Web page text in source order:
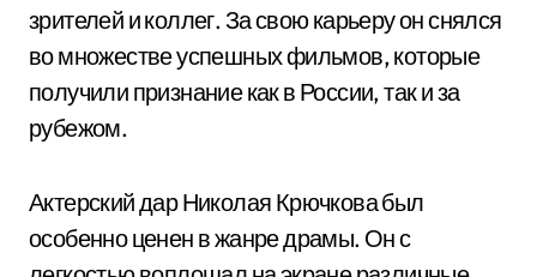
зрителей и коллег. За свою карьеру он снялся
во множестве успешных фильмов, которые
получили признание как в России, так и за
рубежом.
Актерский дар Николая Крючкова был
особенно ценен в жанре драмы. Он с